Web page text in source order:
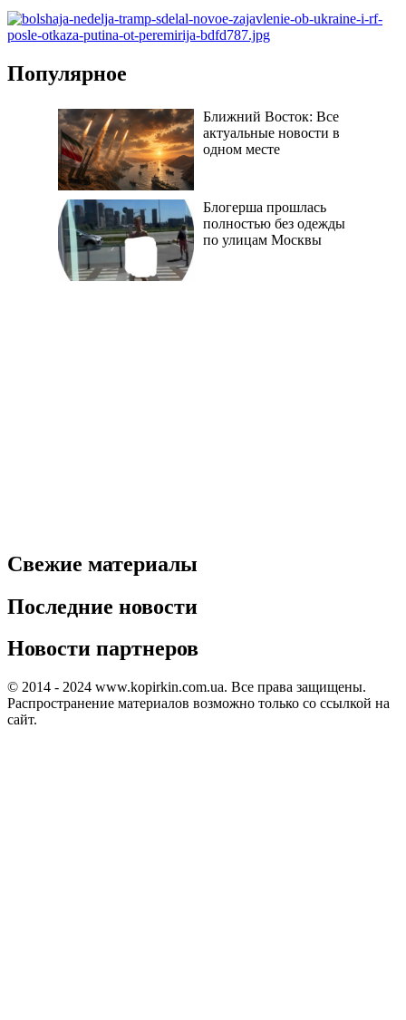
Популярное
Ближний Восток: Все
актуальные новости в
одном месте
Блогерша прошлась
полностью без одежды
по улицам Москвы
Свежие материалы
Последние новости
Новости партнеров
© 2014 - 2024 www.kopirkin.com.ua. Все права защищены.
Распространение материалов возможно только со ссылкой на
сайт.